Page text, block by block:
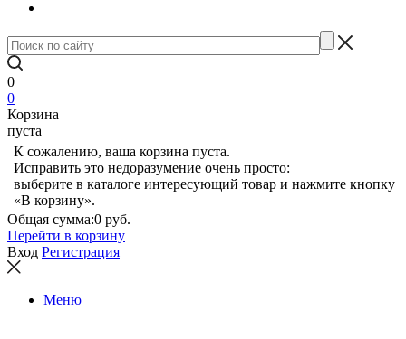
0
0
Корзина
пуста
К сожалению, ваша корзина пуста.
Исправить это недоразумение очень просто:
выберите в каталоге интересующий товар и нажмите кнопку
«В корзину».
Общая сумма:0 руб.
Перейти в корзину
Вход Регистрация
Меню